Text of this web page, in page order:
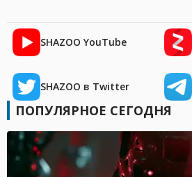
SHAZOO YouTube
SHAZOO в Twitter
ПОПУЛЯРНОЕ СЕГОДНЯ